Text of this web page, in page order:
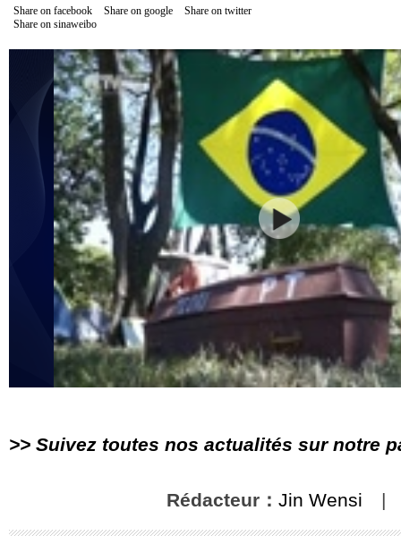
Share on facebook Share on google
Share on twitter
Share on sinaweibo
>> Suivez toutes nos actualités sur notre
Rédacteur： Jin Wensi